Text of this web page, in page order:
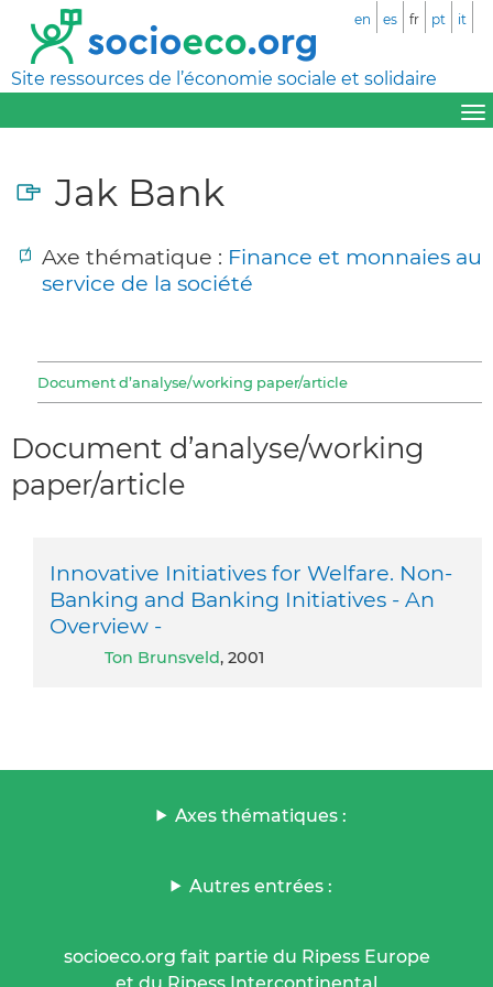
Site ressources de l’économie sociale et solidaire
en es fr pt it
Jak Bank
Axe thématique : Finance et monnaies au
service de la société
Document d’analyse/working paper/article
Document d’analyse/working
paper/article
Innovative Initiatives for Welfare. Non-
Banking and Banking Initiatives - An
Overview -
Ton Brunsveld, 2001
Axes thématiques :
Autres entrées :
socioeco.org fait partie du Ripess Europe
et du Ripess Intercontinental